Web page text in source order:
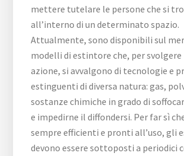
mettere tutelare le persone che si
all’interno di un determinato spazio.
Attualmente, sono disponibili sul
modelli di estintore che, per
azione, si avvalgono di tecnologie e
estinguenti di diversa natura: gas,
sostanze chimiche in grado di
e impedirne il diffondersi. Per far sì
sempre efficienti e pronti all’uso, gli
devono essere sottoposti a periodici